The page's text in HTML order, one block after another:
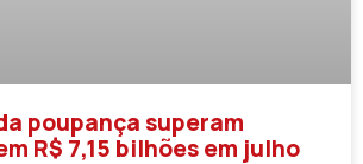
poupança superam
R$ 7,15 bilhões em julho